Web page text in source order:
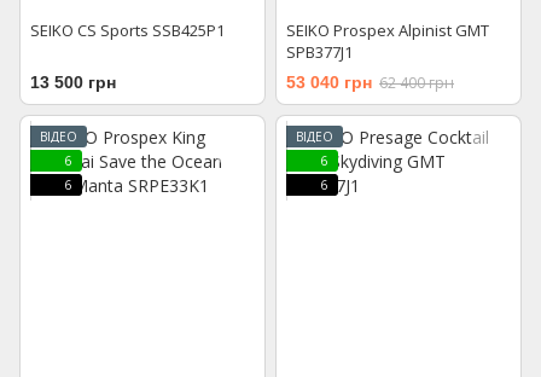
SEIKO CS Sports SSB425P1
13 500 грн
SEIKO Prospex Alpinist GMT
SPB377J1
53 040 грн 62 400 грн
ВІДЕО
6
6
ВІДЕО
6
6